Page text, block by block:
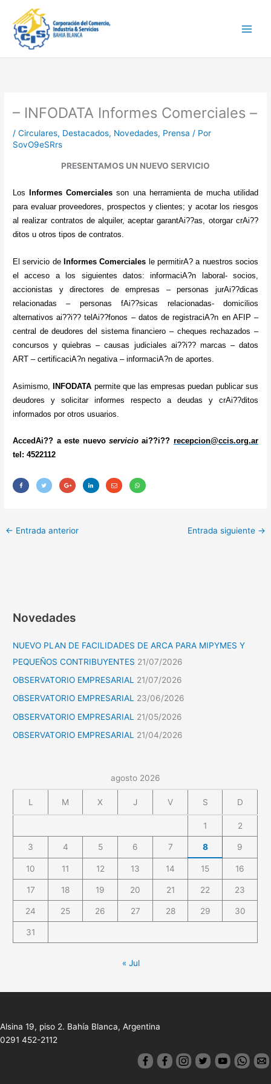
contenido
– INFODATA Informes Comerciales –
/Circulares, Destacados, Novedades, Prensa / Por
SovO9eSRrs
PRESENTAMOS UN NUEVO SERVICIO
Los Informes Comerciales son una herramienta de mucha utilidad
para evaluar proveedores, prospectos y clientes; y acotar los riesgos
al realizar contratos de alquiler, aceptar garantAi??as, otorgar crAi??
ditos u otros tipos de contratos.
El servicio deInformes Comerciales le permitirA? a nuestros socios
el acceso a los siguientes datos: informaciA?n laboral- socios,
accionistas y directores de empresas – personas jurAi??dicas
relacionadas – personas fAi??sicas relacionadas- domicilios
alternativos ai??i?? telAi??fonos – datos de registraciA?n en AFIP –
central de deudores del sistema financiero – cheques rechazados –
concursos y quiebras – causas judiciales ai??i?? marcas – datos
ART – certificaciA?n negativa – informaciA?n de aportes.
Asimismo,INFODATA permite que las empresas puedan publicar sus
deudores y solicitar informes respecto a deudas y crAi??ditos
informados por otros usuarios.
AccedAi?? a este nuevo servicioai??i?? recepcion@ccis.org.ar
tel: 4522112
← Entrada anterior Entrada siguiente →
Novedades
NUEVO PLAN DE FACILIDADES DE ARCA PARA MIPYMES Y
PEQUEÑOS CONTRIBUYENTES 21/07/2026
OBSERVATORIO EMPRESARIAL
21/07/2026
OBSERVATORIO EMPRESARIAL 23/06/2026
OBSERVATORIO EMPRESARIAL
21/05/2026
OBSERVATORIO EMPRESARIAL 21/04/2026
agosto 2026
L M X J V S D
1 2
3 4 5 6 7 8 9
10 11 12 13 14 15 16
17 18 19 20 21 22 23
24 25 26 27 28 29 30
31
« Jul
Alsina 19, piso 2. Bahía Blanca, Argentina
0291 452-2112